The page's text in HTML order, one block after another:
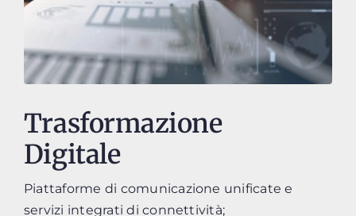
Trasformazione
Digitale
Piattaforme di comunicazione unificate e
servizi integrati di connettività;